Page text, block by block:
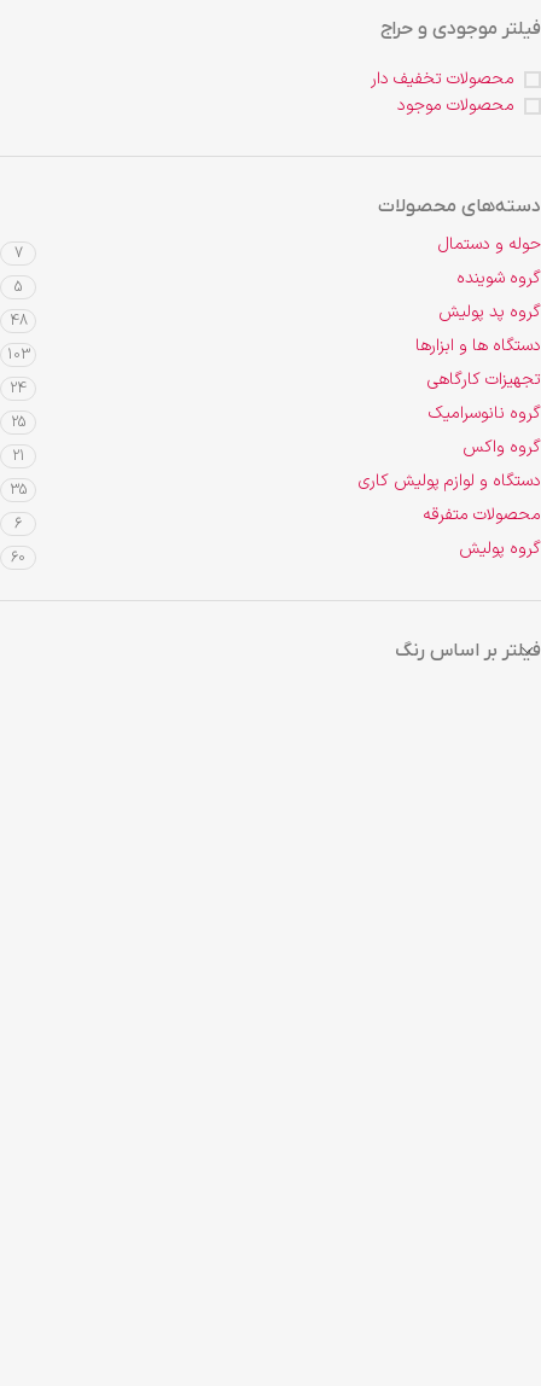
فیلتر موجودی و حراج
محصولات تخفیف دار
محصولات موجود
دسته‌های محصولات
حوله و دستمال 7
گروه شوینده 5
گروه پد پولیش 48
دستگاه ها و ابزارها 103
تجهیزات کارگاهی 24
گروه نانوسرامیک 25
گروه واکس 21
دستگاه و لوازم پولیش کاری 35
محصولات متفرقه 6
گروه پولیش 60
فیلتر بر اساس رنگ